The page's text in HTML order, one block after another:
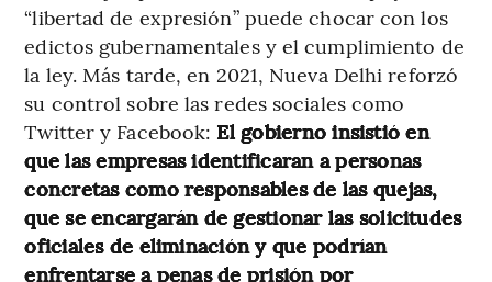
“libertad de expresión” puede chocar con los
edictos gubernamentales y el cumplimiento de
la ley. Más tarde, en 2021, Nueva Delhi reforzó
su control sobre las redes sociales como
Twitter y Facebook: El gobierno insistió en
que las empresas identificaran a personas
concretas como responsables de las quejas,
que se encargarán de gestionar las solicitudes
oficiales de eliminación y que podrían
enfrentarse a penas de prisión por